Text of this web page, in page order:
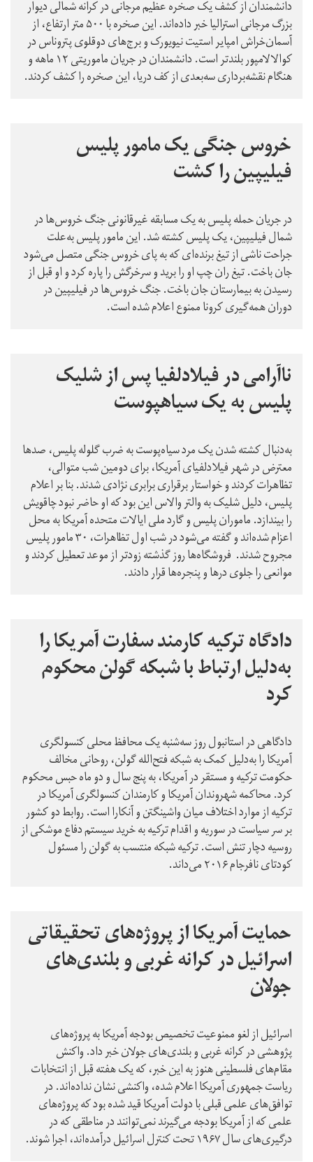
دانشمندان از کشف یک صخره عظیم مرجانی در کرانه شمالی دیوار
بزرگ مرجانی استرالیا خبر داده‌اند. این صخره با ۵۰۰ متر ارتفاع، از
آسمان‌خراش امپایر استیت نیویورک و برج‌های دوقلوی پتروناس در
کوالالامپور بلندتر است. دانشمندان در جریان ماموریتی ۱۲ ماهه و
هنگام نقشه‌برداری سه‌بعدی از کف دریا، این صخره را کشف کردند.
خروس جنگی یک مامور پلیس
فیلیپین را کشت
در جریان حمله پلیس به یک مسابقه غیرقانونی جنگ خروس‌ها در
شمال فیلیپین، یک پلیس کشته شد. این مامور پلیس به‌علت
جراحت ناشی از تیغ برنده‌ای که به پای خروس‌ جنگی متصل می‌شود
جان باخت. تیغ ران چپ او را برید و سرخرگش را پاره کرد و او قبل از
رسیدن به بیمارستان جان باخت. جنگ‌ خروس‌ها در فیلیپین در
دوران همه‌گیری کرونا ممنوع اعلام شده است.
ناآرامی‌ در فیلادلفیا پس از شلیک
پلیس به یک سیاهپوست
به‌دنبال کشته شدن یک مرد سیاه‌پوست به ضرب گلوله پلیس، صدها
معترض در شهر فیلادلفیای آمریکا، برای دومین شب متوالی،
تظاهرات کردند و خواستار برقراری برابری نژادی شدند. بنا بر اعلام
پلیس، دلیل شلیک به والتر والاس این بود که او حاضر نبود چاقویش
را بیندازد. ماموران پلیس و گارد ملی ایالات متحده آمریکا به محل
اعزام شده‌اند و گفته می‌شود در شب اول تظاهرات، ۳۰ مامور پلیس
مجروح شدند. فروشگاه‌ها روز گذشته زودتر از موعد تعطیل کردند و
موانعی را جلوی درها و پنجره‌ها قرار دادند.
دادگاه ترکیه کارمند سفارت آمریکا را
به‌دلیل ارتباط با شبکه گولن محکوم
کرد
دادگاهی در استانبول روز سه‌شنبه یک محافظ محلی کنسولگری
آمریکا را به‌دلیل کمک به شبکه فتح‌الله گولن، روحانی مخالف
حکومت ترکیه و مستقر در آمریکا، به پنج سال و دو ماه حبس محکوم
کرد. محاکمه شهروندان آمریکا و کارمندان کنسولگری آمریکا در
ترکیه از موارد اختلاف میان واشینگتن و آنکارا است. روابط دو کشور
بر سر سیاست در سوریه و اقدام ترکیه به خرید سیستم دفاع موشکی از
روسیه دچار تنش است. ترکیه شبکه منتسب به گولن را مسئول
کودتای نافرجام ۲۰۱۶ می‌داند.
حمایت آمریکا از پروژه‌های تحقیقاتی
اسرائیل در کرانه غربی و بلندی‌های
جولان
اسرائیل از لغو ممنوعیت تخصیص بودجه آمریکا به پروژه‌های
پژوهشی در کرانه غربی و بلندی‌های جولان خبر داد. واکنش
مقام‌های فلسطینی هنوز به این خبر، که یک هفته قبل از انتخابات
ریاست جمهوری آمریکا اعلام شده، واکنشی نشان نداده‌اند. در
توافق‌های علمی قبلی با دولت آمریکا قید شده بود که پروژه‌های
علمی که از آمریکا بودجه می‌گیرند نمی‌توانند در مناطقی که در
درگیری‌های سال ۱۹۶۷ تحت کنترل اسرائیل درآمده‌اند، اجرا شوند.